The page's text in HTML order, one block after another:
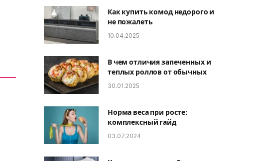
Как купить комод недорого и
не пожалеть
10.04.2025
В чем отличия запеченных и
теплых роллов от обычных
30.01.2025
Норма веса при росте:
комплексный гайд
03.07.2024